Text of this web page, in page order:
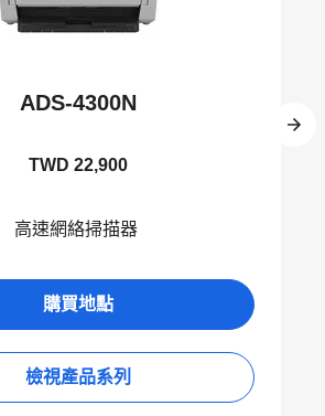
ADS-4300N
TWD 22,900
高速網絡掃描器
購買地點
檢視產品系列